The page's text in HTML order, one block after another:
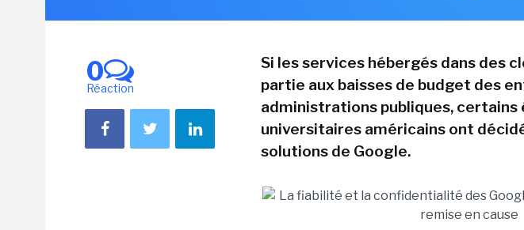
0
Réaction
Si les services hébergés dans des
partie aux baisses de budget des
administrations publiques,
universitaires américains ont
solutions de Google.